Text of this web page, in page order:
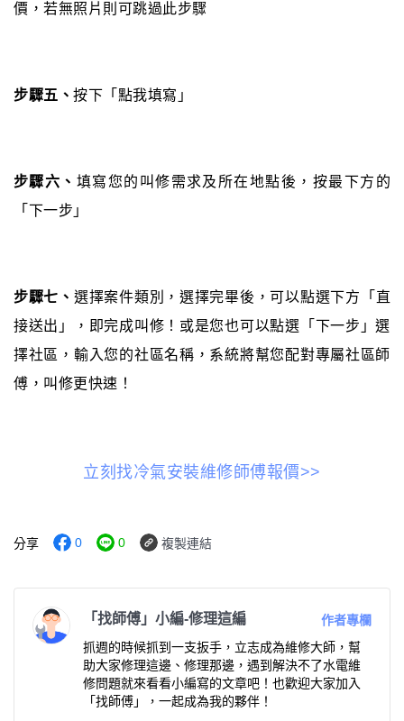
價，若無照片則可跳過此步驟
步驟五、 按下「點我填寫」
步驟六、 填寫您的叫修需求及所在地點後，按最下方的
「下一步」
步驟七、 選擇案件類別，選擇完畢後，可以點選下方「直
接送出」，即完成叫修！或是您也可以點選「下一步」選
擇社區，輸入您的社區名稱，系統將幫您配對專屬社區師
傅，叫修更快速！
立刻找冷氣安裝維修師傅報價>>
分享 0 0 複製連結
「找師傅」小編-修理這編
作者專欄
抓週的時候抓到一支扳手，立志成為維修大師，幫
助大家修理這邊、修理那邊，遇到解決不了水電維
修問題就來看看小編寫的文章吧！也歡迎大家加入
「找師傅」，一起成為我的夥伴！